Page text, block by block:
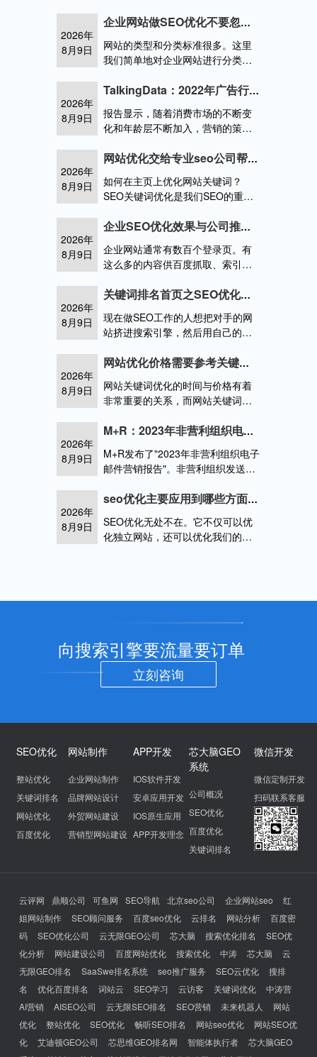
译成中文作为搜索引擎优化。SEO
相关搜seo能从搜索引擎中获得更多
的以及带来
2026年
8月9日
企业网站做SEO优化不要忽视用户体验度
网站的类型和分类标准很多。这里
我们简单地对企业网站进行分类。
类：这些企业网站大多是中小企
网站更多地关什么是seo?做好企业
网站优化的基本途径有哪些?
2026年
8月9日
TalkingData：2022年广告行业流量洞察报告
报告显示，随着消费市场的不断变
化和年龄层不断加入，营销的策略
当前市场的背景下，存量市场竞争
律之一。广告流量占比
2026年
8月9日
网站优化交给专业seo公司帮你实现流量快速变现
如何在主页上优化网站关键词？
SEO关键词优化是我们SEO的重要
化还是长尾关键词构建。正确的优
引擎之网站流量优化是什么意思
2026年
8月9日
企业SEO优化效果与公司推广战略息息相关
企业网站通常有数百个登录页。有
这么多的内容供百度抓取、索引和
让多个利益相关者参与企业SEO计
出问企业使用seo推广的好处有哪些
2026年
8月9日
关键词排名首页之SEO优化技巧小结
现在做SEO工作的人想把对手的网
站挤进搜索引擎，然后用自己的网
战场一样。互相争斗的原因是为了
了成为首页关键词优化哪家好
2026年
8月9日
网站优化价格需要参考关键词优化难度而定
网站关键词优化的时间与价格有着
非常重要的关系，而网站关键词的
在确定关键字的最终价格时，必须
相应的价网站优化关键词的技巧
2026年
8月9日
M+R：2023年非营利组织电子邮件营销报告
M+R发布了"2023年非营利组织电子
邮件营销报告"。非营利组织发送的
位用户平均60封，其中筹款电子邮
2026年
8月9日
seo优化主要应用到哪些方面？如何做百度优化？
SEO优化无处不在。它不仅可以优
化独立网站，还可以优化我们的媒
向搜索引擎要流量要订单
立刻咨询
SEO优化
整站优化
关键词排名
网站优化
百度优化
网站制作
企业网站制作
品牌网站设计
外贸网站建设
营销型网站建设
APP开发
IOS软件开发
安卓应用开发
IOS原生应用
APP开发理念
芯大脑GEO
系统
公司概况
SEO优化
百度优化
关键词排名
微信开发
微信定制开发
扫码联系客服
云评网 鼎顺公司 可鱼网 SEO导航 北京seo公司 企业网站seo
红
姐网站制作
SEO顾问服务 百度seo优化 云排名 网站分析
百度密
码
SEO优化公司 云无限GEO公司 芯大脑 搜索优化排名
SEO优
化分析
网站建设公司 百度网站优化 搜索优化 中涛 芯大脑
云
无限GEO排名
SaaSwe排名系统 seo推广服务 SEO云优化
搜排
名
优化百度排名 词站云 SEO学习 云访客 关键词优化
中涛营
AI营销
AISEO公司 云无限SEO排名 SEO营销 未来机器人
网站
优化
整站优化 SEO优化 畅听SEO排名 网站seo优化
网站SEO优
化
艾迪顿GEO公司 芯思维GEO排名网 智能体执行者
芯大脑GEO